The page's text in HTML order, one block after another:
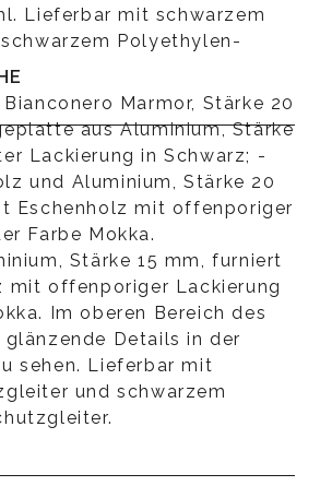
Lieferbar mit schwarzem
Polyethylen-
Marmor, Stärke 20
aus Aluminium, Stärke
Lackierung in Schwarz; -
und Aluminium, Stärke 20
Eschenholz mit offenporiger
Farbe Mokka.
Stärke 15 mm, furniert
mit offenporiger Lackierung
Im oberen Bereich des
glänzende Details in der
sehen. Lieferbar mit
und schwarzem